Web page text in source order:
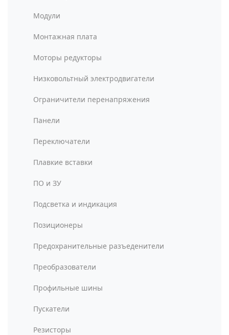
Модули
Монтажная плата
Моторы редукторы
Низковольтный электродвигатели
Ограничители перенапряжения
Панели
Переключатели
Плавкие вставки
ПО и ЗУ
Подсветка и индикация
Позиционеры
Предохранительные разъеденители
Преобразователи
Профильные шины
Пускатели
Резисторы